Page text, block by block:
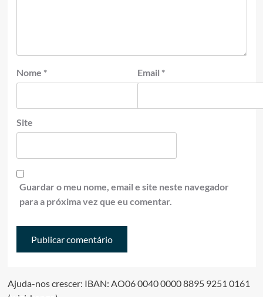
Nome * Email *
Site
Guardar o meu nome, email e site neste navegador
para a próxima vez que eu comentar.
Ajuda-nos crescer: IBAN: AO06 0040 0000 8895 9251 0161